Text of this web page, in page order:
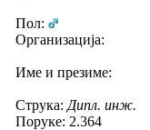
Пол:
Организација:
Име и презиме:
Струка: Дипл. инж.
Поруке: 2.364